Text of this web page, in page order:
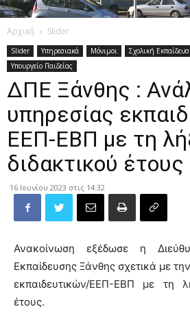
Αρχική Slider
Slider Υπηρεσιακά Μόνιμοι Σχολική
Υπουργείο Παιδείας
ΔΠΕ Ξάνθης :
υπηρεσίας
ΕΕΠ-ΕΒΠ με τη
διδακτικού έτους
16 Ιουνίου 2023 στις 14:32
Ανακοίνωση εξέδωσε η
Εκπαίδευσης Ξάνθης σχετικά με
εκπαιδευτικών/ΕΕΠ-ΕΒΠ με τη
έτους.